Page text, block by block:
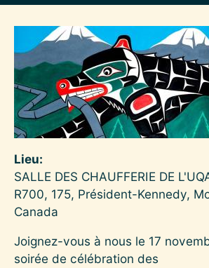
Lieu
SALLE DES CHAUFFERIE DE
R700, 175, Président-Kennedy,
Canada
Joignez-vous à nous le 17
soirée de célébration des